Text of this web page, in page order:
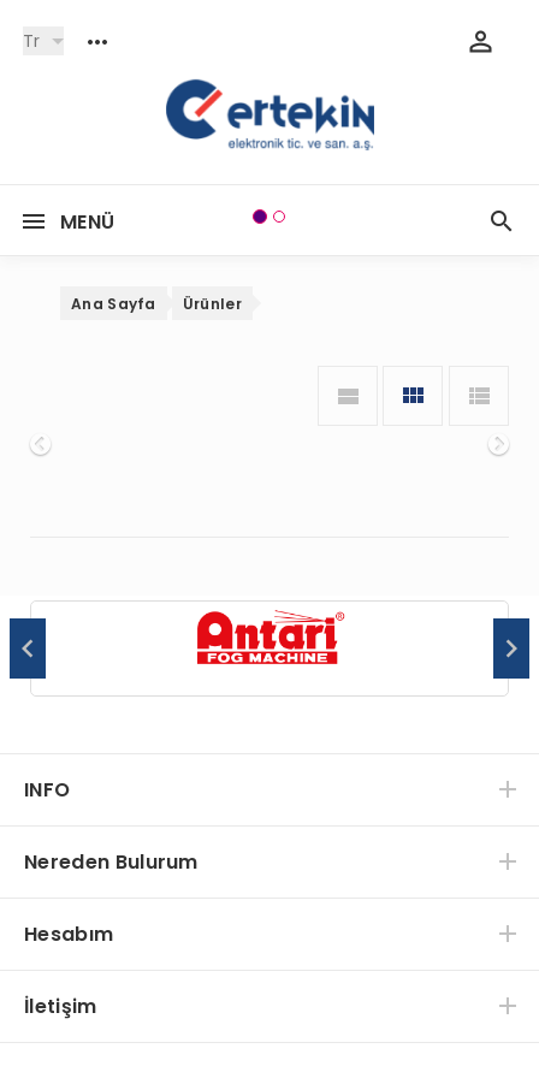
Tr
MENÜ
Onceki
Ana Sayfa Ürünler
INFO
Nereden Bulurum
Hesabım
İletişim